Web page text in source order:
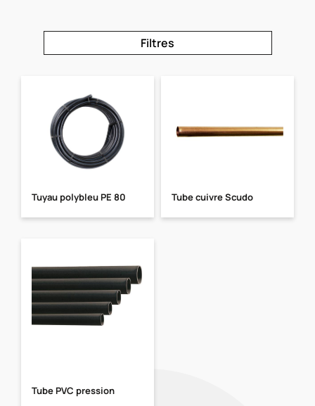
Filtres
Tuyau polybleu PE 80 Tube cuivre Scudo
Tube PVC pression